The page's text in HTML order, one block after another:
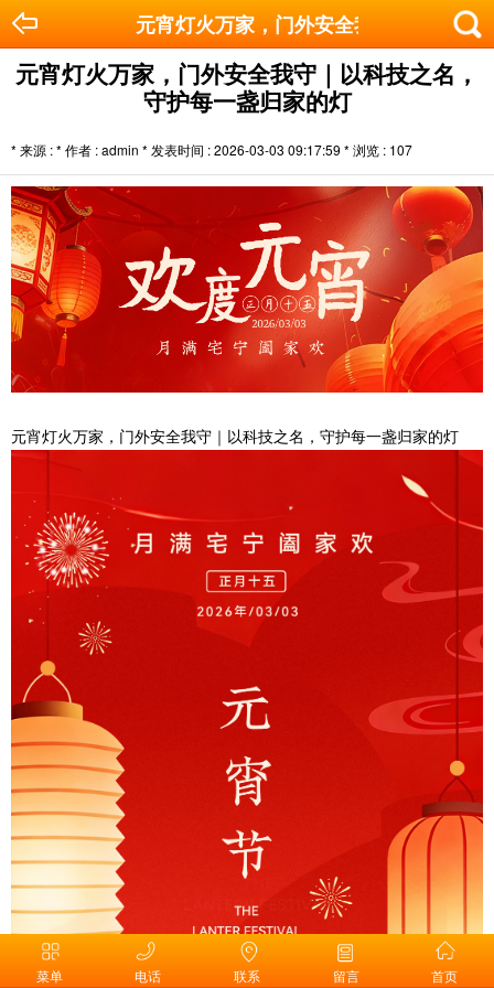
元宵灯火万家，门外安全我守｜以科技
元宵灯火万家，门外安全我守｜以科技之名，
守护每一盏归家的灯
* 来源 : * 作者 : admin * 发表时间 : 2026-03-03 09:17:59 * 浏览 : 107
元宵灯火万家，门外安全我守｜以科技之名，守护每一盏归家的灯
菜单 电话 联系 留言 首页